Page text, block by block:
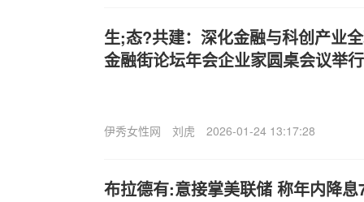
生;态?共建：深化金融与科创产业
金融街论坛年会企业家圆桌会议举行
伊秀女性网 刘虎 2026-01-24 13:17:28
布拉德有:意接掌美联储 称年内降